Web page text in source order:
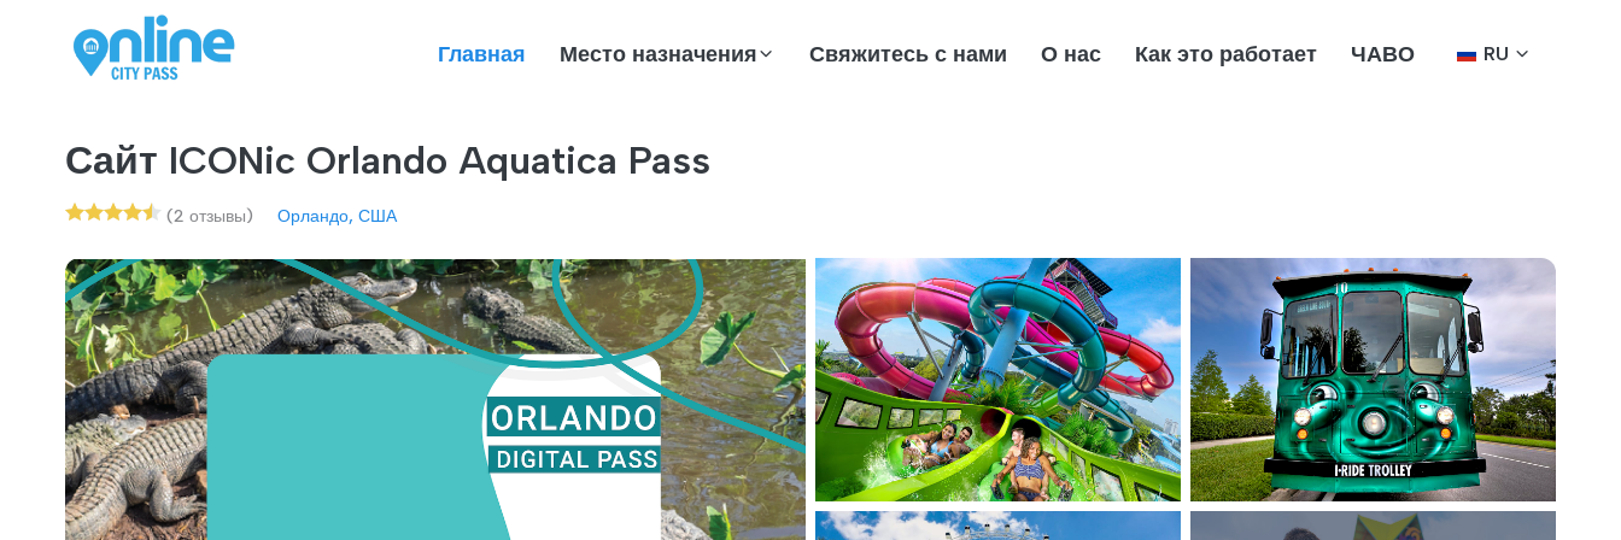
Главная Место назначения Свяжитесь с нами О нас Как это работает ЧАВО RU
Сайт ICONic Orlando Aquatica Pass
(2 отзывы) Орландо, США